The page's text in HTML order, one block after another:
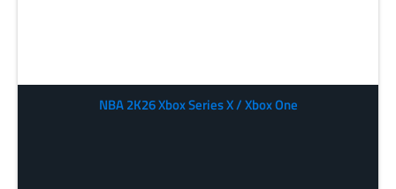
NBA 2K26 Xbox Series X / Xbox One